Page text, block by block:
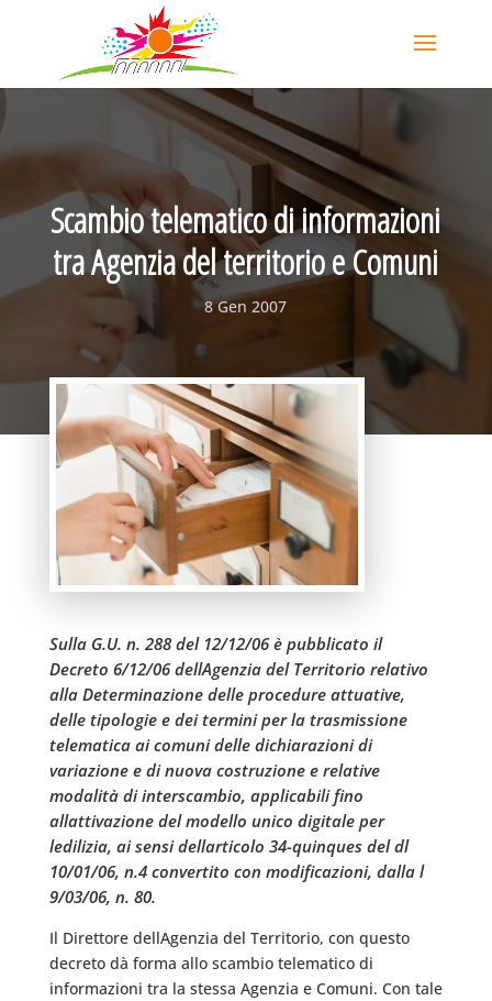
Scambio telematico di informazioni
tra Agenzia del territorio e Comuni
8 Gen 2007
Sulla G.U. n. 288 del 12/12/06 è pubblicato il
Decreto 6/12/06 dellAgenzia del Territorio relativo
alla Determinazione delle procedure attuative,
delle tipologie e dei termini per la trasmissione
telematica ai comuni delle dichiarazioni di
variazione e di nuova costruzione e relative
modalità di interscambio, applicabili fino
allattivazione del modello unico digitale per
ledilizia, ai sensi dellarticolo 34-quinques del dl
10/01/06, n.4 convertito con modificazioni, dalla l
9/03/06, n. 80.
Il Direttore dellAgenzia del Territorio, con questo
decreto dà forma allo scambio telematico di
informazioni tra la stessa Agenzia e Comuni. Con tale